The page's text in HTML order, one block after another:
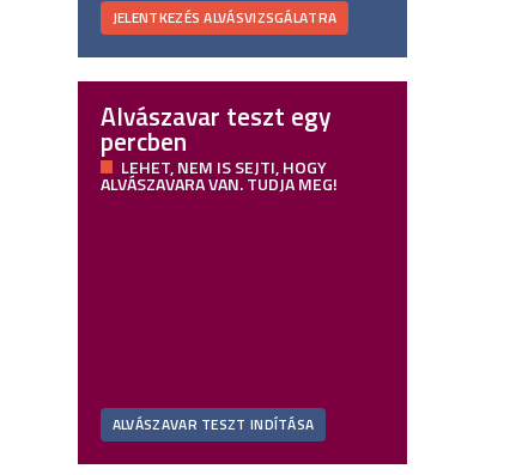
JELENTKEZÉS ALVÁSVIZSGÁLATRA
Alvászavar teszt egy
percben
LEHET, NEM IS SEJTI, HOGY
ALVÁSZAVARA VAN. TUDJA MEG!
ALVÁSZAVAR TESZT INDÍTÁSA